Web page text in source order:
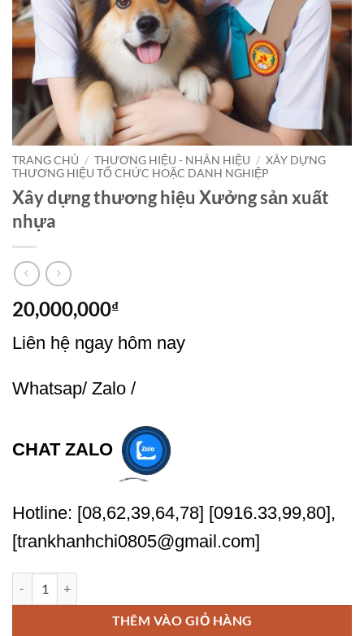
TRANG CHỦ / THƯƠNG HIỆU - NHÂN HIỆU / XÂY DỰNG
THƯƠNG HIỆU TỔ CHỨC HOẶC DANH NGHIỆP
Xây dựng thương hiệu Xưởng sản xuất
nhựa
20,000,000₫
Liên hệ ngay hôm nay
Whatsap/ Zalo /
CHAT ZALO
Hotline: [08,62,39,64,78] [0916.33,99,80],
[trankhanhchi0805@gmail.com]
THÊM VÀO GIỎ HÀNG